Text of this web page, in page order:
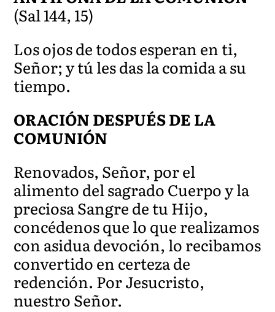
(Sal 144, 15)
Los ojos de todos esperan en ti,
Señor; y tú les das la comida a su
tiempo.
ORACIÓN DESPUÉS DE LA
COMUNIÓN
Renovados, Señor, por el
alimento del sagrado Cuerpo y la
preciosa Sangre de tu Hijo,
concédenos que lo que realizamos
con asidua devoción, lo recibamos
convertido en certeza de
redención. Por Jesucristo,
nuestro Señor.